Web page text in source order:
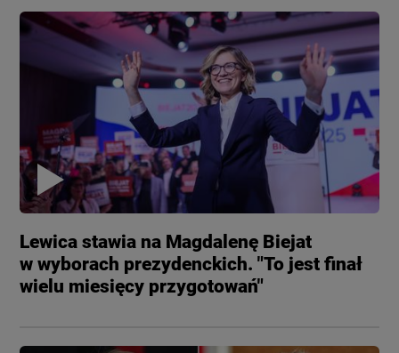
Lewica stawia na Magdalenę Biejat
w wyborach prezydenckich. "To jest finał
wielu miesięcy przygotowań"